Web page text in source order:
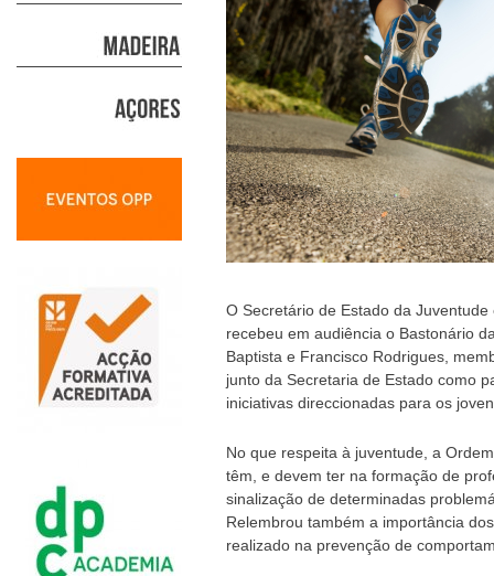
O Secretário de Estado da
recebeu em audiência o Bastonário
Baptista e Francisco Rodrigues,
junto da Secretaria de Estado como
iniciativas direccionadas para os
No que respeita à juventude, a
têm, e devem ter na formação de
sinalização de determinadas
Relembrou também a importância
realizado na prevenção de